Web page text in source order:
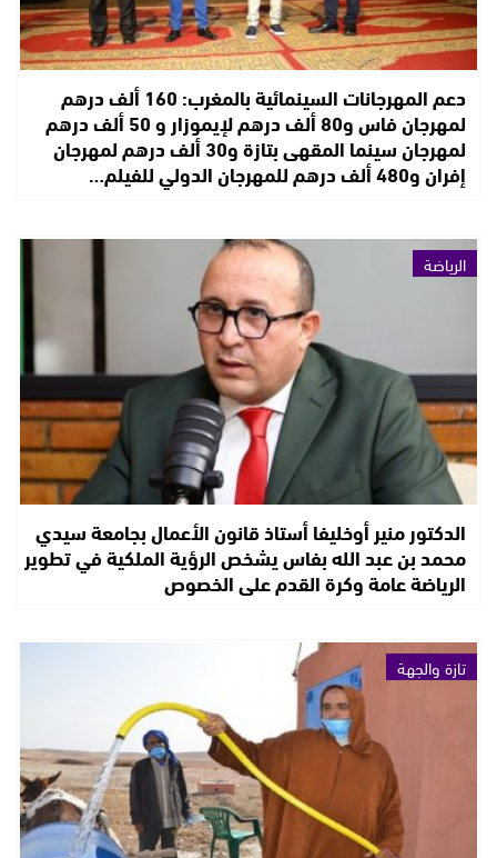
دعم المهرجانات السينمائية بالمغرب: 160 ألف درهم
لمهرجان فاس و80 ألف درهم لإيموزار و 50 ألف درهم
لمهرجان سينما المقهى بتازة و30 ألف درهم لمهرجان
إفران و480 ألف درهم للمهرجان الدولي للفيلم…
الرياضة
الدكتور منير أوخليفا أستاذ قانون الأعمال بجامعة سيدي
محمد بن عبد الله بفاس يشخص الرؤية الملكية في تطوير
الرياضة عامة وكرة القدم على الخصوص
تازة والجهة